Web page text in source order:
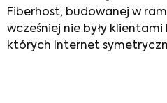
Fiberhost, budowanej w
wcześniej nie były
których Internet